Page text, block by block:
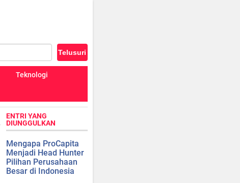
Teknologi
ENTRI YANG
DIUNGGULKAN
Mengapa ProCapita
Menjadi Head Hunter
Pilihan Perusahaan
Besar di Indonesia